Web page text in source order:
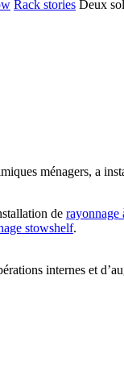
Rack stories Deux
ménagers, a
de rayonnage
stowshelf.
internes et